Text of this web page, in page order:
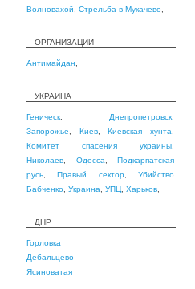
Волновахой
Стрельба в Мукачево
ОРГАНИЗАЦИИ
Антимайдан
УКРАИНА
Геническ Днепропетровск
Запорожье
Киев,Киевская хунта
Комитет спасения украины
Николаев
Одесса
Подкарпатская
русь ,Правый сектор,Убийство
Бабченко Украина УПЦ Харьков
ДНР
Горловка
Дебальцево
Ясиноватая